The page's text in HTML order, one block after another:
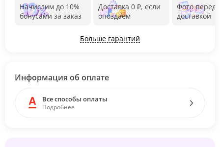
Начислим до 10%
бонусами за заказ
Доставка 0 ₽, если
опоздаем
Фото перед
доставкой
Больше гарантий
Информация об оплате
Все способы оплаты
Подробнее